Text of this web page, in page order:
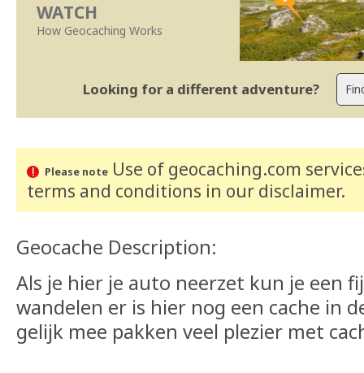
WATCH
How Geocaching Works
Looking for a different adventure?
Please noteUse of geocaching.com
terms and conditions in our disclaimer.
Geocache Description:
Als je hier je auto neerzet kun je een
wandelen er is hier nog een cache in
gelijk mee pakken veel plezier met